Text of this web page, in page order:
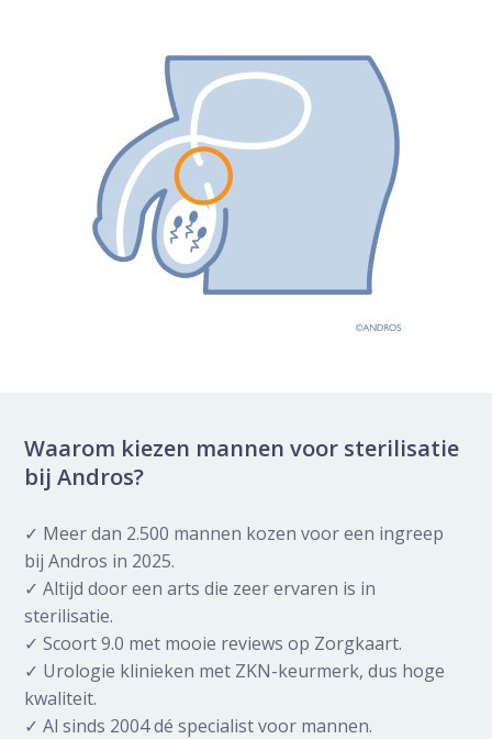
Waarom kiezen mannen voor sterilisatie
bij Andros?
✓ Meer dan 2.500 mannen kozen voor een ingreep
bij Andros in 2025.
✓ Altijd door een arts die zeer ervaren is in
sterilisatie.
✓ Scoort 9.0 met mooie reviews op Zorgkaart.
✓ Urologie klinieken met ZKN-keurmerk, dus hoge
kwaliteit.
✓ Al sinds 2004 dé specialist voor mannen.